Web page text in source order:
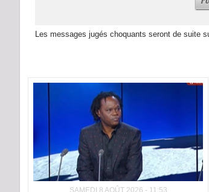
Les messages jugés choquants seront de suite
SAMEDI 8 AOÛT 2026 - 11:53